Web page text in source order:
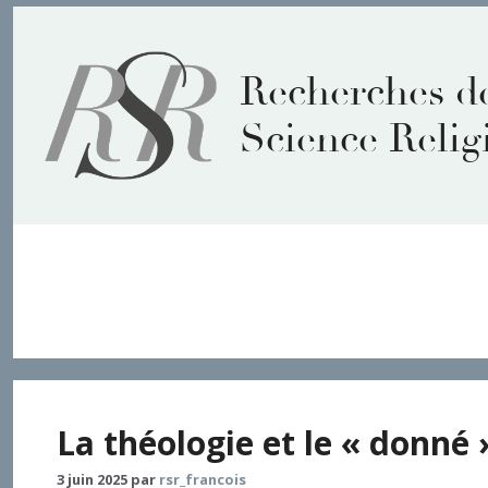
contenu
Recherches
Science
La théologie et le «
3 juin 2025 par rsr_francois